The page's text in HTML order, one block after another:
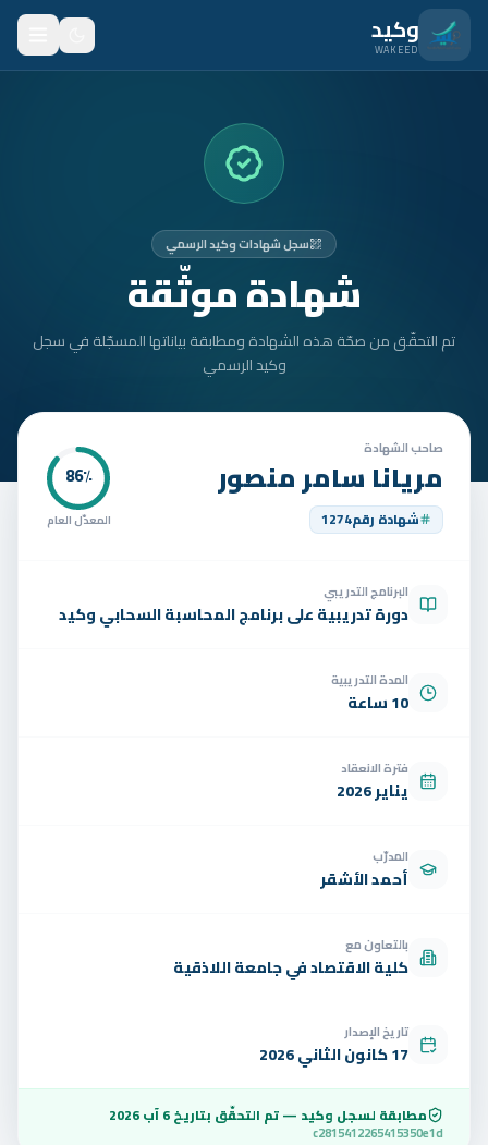
انتقل للمحتوى الرئيسي
وكيد
WAKEED
المتدربون
الأمان
تواصل
الوظائف
سجل شهادات وكيد الرسمي
شهادة موثّقة
تم التحقّق من صحّة هذه الشهادة ومطابقة بياناتها المسجّلة في سجل
وكيد الرسمي
صاحب الشهادة
مريانا سامر منصور
شهادة رقم1274
86٪
المعدّل العام
البرنامج التدريبي
دورة تدريبية على برنامج المحاسبة السحابي وكيد
المدة التدريبية
10 ساعة
فترة الانعقاد
يناير 2026
المدرّب
أحمد الأشقر
بالتعاون مع
كلية الاقتصاد في جامعة اللاذقية
تاريخ الإصدار
17 كانون الثاني 2026
مطابقة لسجل وكيد — تم التحقّق بتاريخ6 آب 2026
c2815412265415350e1d